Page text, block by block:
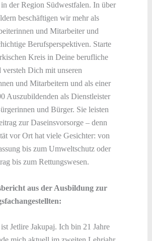
der Region Südwestfalen. In über
beschäftigen wir mehr als
und Mitarbeiter und
Berufsperspektiven. Starte
Kreis in Deine berufliche
Dich mit unseren
und Mitarbeitern und als einer
Auszubildenden als Dienstleister
und Bürger. Sie leisten
zur Daseinsvorsorge – denn
vor Ort hat viele Gesichter: von
bis zum Umweltschutz oder
bis zum Rettungswesen.
aus der Ausbildung zur
Jetlire Jakupaj. Ich bin 21 Jahre